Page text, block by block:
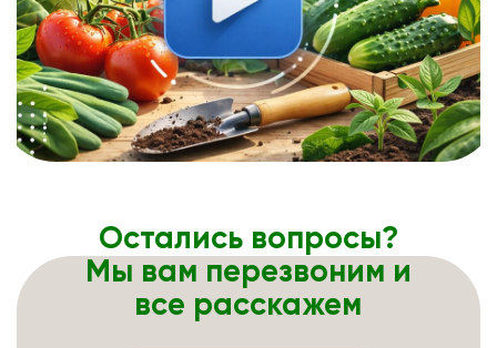
Остались вопросы?
Мы вам перезвоним и
все расскажем